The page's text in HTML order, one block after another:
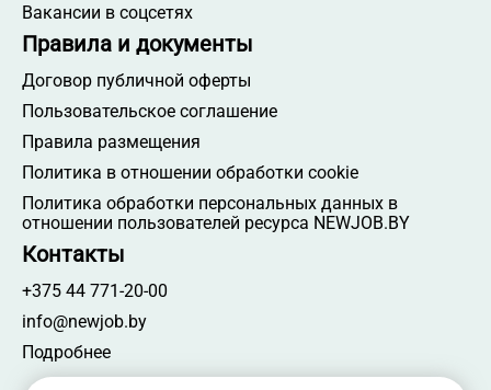
Вакансии в соцсетях
Правила и документы
Договор публичной оферты
Пользовательское соглашение
Правила размещения
Политика в отношении обработки cookie
Политика обработки персональных данных в
отношении пользователей ресурса NEWJOB.BY
Контакты
+375 44 771-20-00
info@newjob.by
Подробнее